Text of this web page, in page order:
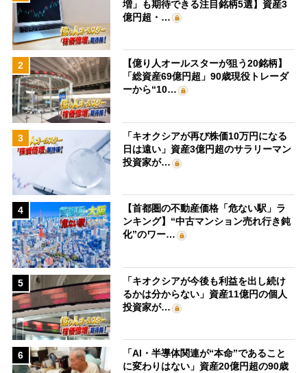
増」も期待できる注目銘柄5選】資産3
億円超・…
2
【億り人オールスターが狙う20銘柄】
「総資産69億円超」90歳現役トレーダ
ーから“10…
3
「キオクシアが再び株価10万円になる
日は遠い」資産3億円超のサラリーマン
投資家が…
4
【首都圏の不動産価格「危ない駅」ラ
ンキング】“中古マンション売れ行き鈍
化”のワー…
5
「キオクシアが今後も利益を出し続け
るかは分からない」資産11億円の個人
投資家が…
6
「AI・半導体関連が“本命”であること
に変わりはない」資産20億円超の90歳